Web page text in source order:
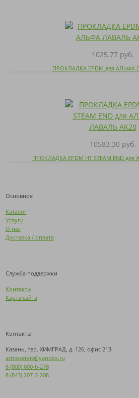
1025.77 руб.
ПРОКЛАДКА EPDM для АЛЬФА
10583.30 руб.
ПРОКЛАДКА EPDM HT STEAM END
Основное
Каталог
Услуги
О нас
Доставка / оплата
Служба поддержки
Контакты
Карта сайта
Контакты
Казань, тер. ХИМГРАД, д. 126, офис 213
armoservis@yandex.ru
8 (800) 600-6-278
8 (843) 207-2-208